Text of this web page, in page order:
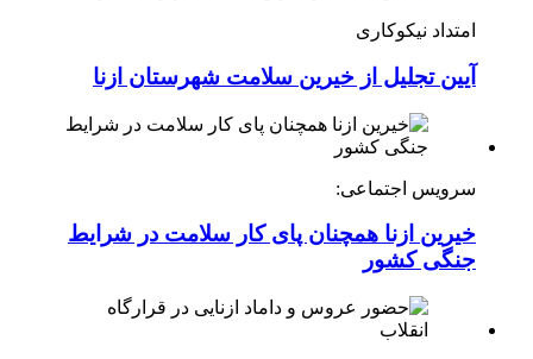
امتداد نیکوکاری
آیین تجلیل از خیرین سلامت شهرستان ازنا
سرویس اجتماعی:
خیرین ازنا همچنان پای کار سلامت در شرایط
جنگی کشور